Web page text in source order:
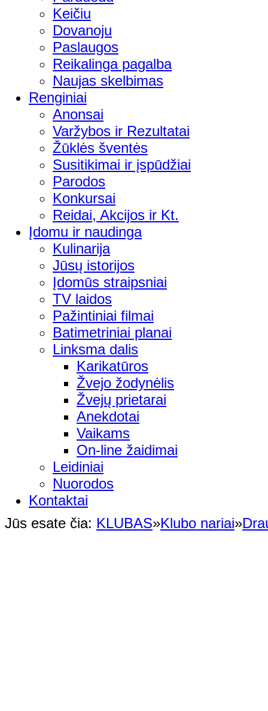
Keičiu
Dovanoju
Paslaugos
Reikalinga pagalba
Naujas skelbimas
Renginiai
Anonsai
Varžybos ir Rezultatai
Žūklės šventės
Susitikimai ir įspūdžiai
Parodos
Konkursai
Reidai, Akcijos ir Kt.
Įdomu ir naudinga
Kulinarija
Jūsų istorijos
Įdomūs straipsniai
TV laidos
Pažintiniai filmai
Batimetriniai planai
Linksma dalis
Karikatūros
Žvejo žodynėlis
Žvejų prietarai
Anekdotai
Vaikams
On-line žaidimai
Leidiniai
Nuorodos
Kontaktai
Jūs esate čia: KLUBAS»Klubo nariai»